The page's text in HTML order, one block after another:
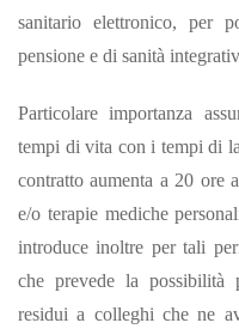
sanitario elettronico, per
pensione e di sanità
Particolare importanza
tempi di vita con i tempi di
contratto aumenta a 20 ore
e/o terapie mediche
introduce inoltre per tali
che prevede la possibilità
residui a colleghi che ne